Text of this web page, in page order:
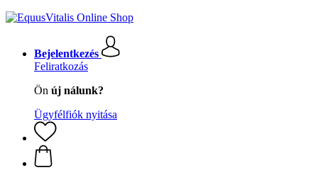
Bejelentkezés
Feliratkozás
Ön új nálunk?
Ügyfélfiók nyitása